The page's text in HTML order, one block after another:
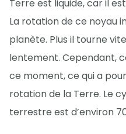
Terre est liquide, car il
La rotation de ce noyau
planète. Plus il tourne
lentement. Cependant,
ce moment, ce qui a
rotation de la Terre. Le
terrestre est d’environ